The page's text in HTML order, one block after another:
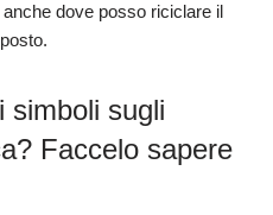
dove posso riciclare il
simboli sugli
Faccelo sapere